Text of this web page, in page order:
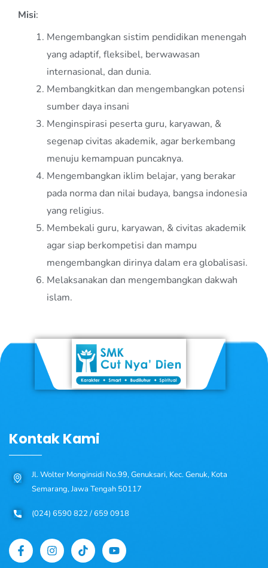
Misi:
Mengembangkan sistim pendidikan menengah
yang adaptif, fleksibel, berwawasan
internasional, dan dunia.
Membangkitkan dan mengembangkan potensi
sumber daya insani
Menginspirasi peserta guru, karyawan, &
segenap civitas akademik, agar berkembang
menuju kemampuan puncaknya.
Mengembangkan iklim belajar, yang berakar
pada norma dan nilai budaya, bangsa indonesia
yang religius.
Membekali guru, karyawan, & civitas akademik
agar siap berkompetisi dan mampu
mengembangkan dirinya dalam era globalisasi.
Melaksanakan dan mengembangkan dakwah
islam.
Kontak Kami
Jl. Wolter Monginsidi No.99, Genuksari, Kec. Genuk, Kota
Semarang, Jawa Tengah 50117
(024) 6590 822 / 659 0918